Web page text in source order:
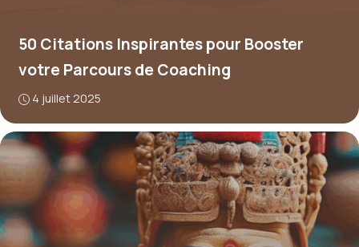
50 Citations Inspirantes pour Booster
votre Parcours de Coaching
4 juillet 2025